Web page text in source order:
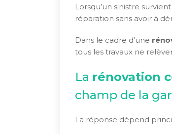
Lorsqu’un sinistre
réparation sans avoir à
Dans le cadre d’une
tous les travaux ne
La rénovation
champ de la
La réponse dépend